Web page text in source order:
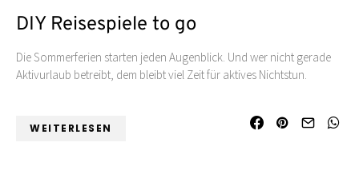
DIY Reisespiele to go
Die Sommerferien starten jeden Augenblick. Und wer nicht gerade
Aktivurlaub betreibt, dem bleibt viel Zeit für aktives Nichtstun.
WEITERLESEN